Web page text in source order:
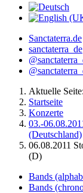
Sanctaterra.de
sanctaterra_de
Aktuelle
Startseite
Konzerte
03.-
(Deutschland)
06.08.2011
(D)
Bands
Bands